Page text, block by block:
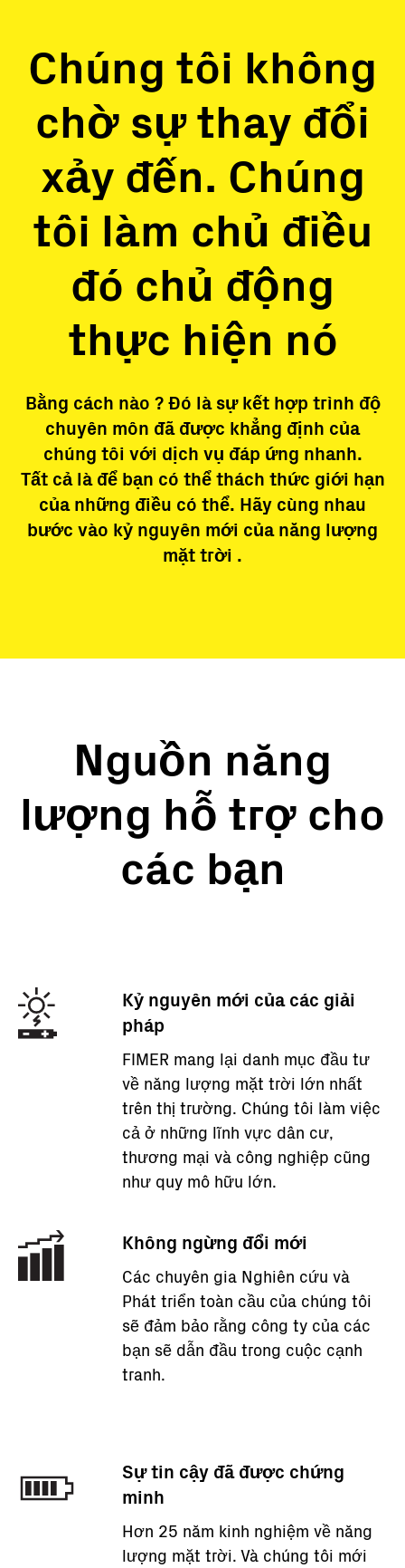
Chúng tôi không
chờ sự thay đổi
xảy đến. Chúng
tôi làm chủ điều
đó chủ động
thực hiện nó
Bằng cách nào ? Đó là sự kết hợp trình độ
chuyên môn đã được khẳng định của
chúng tôi với dịch vụ đáp ứng nhanh.
Tất cả là để bạn có thể thách thức giới hạn
của những điều có thể. Hãy cùng nhau
bước vào kỷ nguyên mới của năng lượng
mặt trời .
Nguồn năng
lượng hỗ trợ cho
các bạn
Kỷ nguyên mới của các giải
pháp
FIMER mang lại danh mục đầu tư
về năng lượng mặt trời lớn nhất
trên thị trường. Chúng tôi làm việc
cả ở những lĩnh vực dân cư,
thương mại và công nghiệp cũng
như quy mô hữu lớn.
Không ngừng đổi mới
Các chuyên gia Nghiên cứu và
Phát triển toàn cầu của chúng tôi
sẽ đảm bảo rằng công ty của các
bạn sẽ dẫn đầu trong cuộc cạnh
tranh.
Sự tin cậy đã được chứng
minh
Hơn 25 năm kinh nghiệm về năng
lượng mặt trời. Và chúng tôi mới